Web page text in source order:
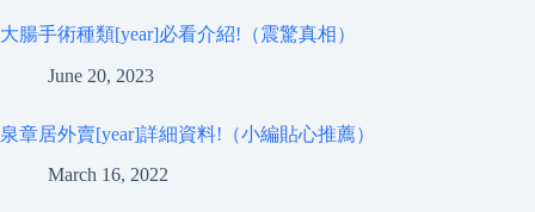
大腸手術種類[year]必看介紹!（震驚真相）
June 20, 2023
泉章居外賣[year]詳細資料!（小編貼心推薦）
March 16, 2022